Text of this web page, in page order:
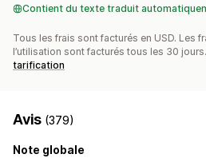
Contient du texte traduit
Tous les frais sont facturés en USD. Les
l’utilisation sont facturés tous les 30 jours.
tarification
Avis (379)
Note globale